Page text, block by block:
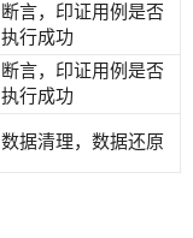
断言，印证用例是否
执行成功
断言，印证用例是否
执行成功
数据清理，数据还原